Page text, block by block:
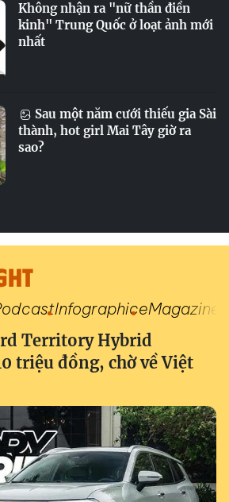
Không nhận ra "nữ thần điền
kinh" Trung Quốc ở loạt ảnh mới
nhất
Sau một năm cưới thiếu gia Sài
thành, hot girl Mai Tây giờ ra
sao?
InfographiceMagazine
Territory Hybrid
triệu đồng, chờ về Việt